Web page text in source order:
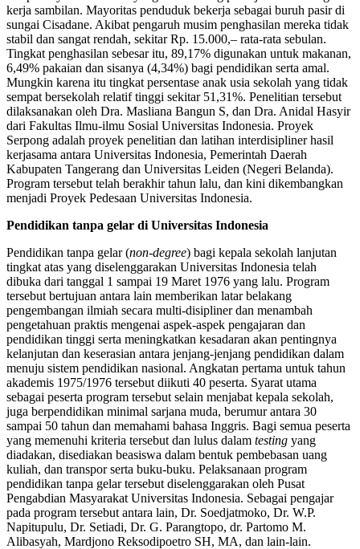
kerja sambilan. Mayoritas penduduk bekerja sebagai buruh pasir di
sungai Cisadane. Akibat pengaruh musim penghasilan mereka tidak
stabil dan sangat rendah, sekitar Rp. 15.000,– rata-rata sebulan.
Tingkat penghasilan sebesar itu, 89,17% digunakan untuk makanan,
6,49% pakaian dan sisanya (4,34%) bagi pendidikan serta amal.
Mungkin karena itu tingkat persentase anak usia sekolah yang tidak
sempat bersekolah relatif tinggi sekitar 51,31%. Penelitian tersebut
dilaksanakan oleh Dra. Masliana Bangun S, dan Dra. Anidal Hasyir
dari Fakultas Ilmu-ilmu Sosial Universitas Indonesia. Proyek
Serpong adalah proyek penelitian dan latihan interdisipliner hasil
kerjasama antara Universitas Indonesia, Pemerintah Daerah
Kabupaten Tangerang dan Universitas Leiden (Negeri Belanda).
Program tersebut telah berakhir tahun lalu, dan kini dikembangkan
menjadi Proyek Pedesaan Universitas Indonesia.
Pendidikan tanpa gelar di Universitas Indonesia
Pendidikan tanpa gelar (non-degree) bagi kepala sekolah lanjutan
tingkat atas yang diselenggarakan Universitas Indonesia telah
dibuka dari tanggal 1 sampai 19 Maret 1976 yang lalu. Program
tersebut bertujuan antara lain memberikan latar belakang
pengembangan ilmiah secara multi-disipliner dan menambah
pengetahuan praktis mengenai aspek-aspek pengajaran dan
pendidikan tinggi serta meningkatkan kesadaran akan pentingnya
kelanjutan dan keserasian antara jenjang-jenjang pendidikan dalam
menuju sistem pendidikan nasional. Angkatan pertama untuk tahun
akademis 1975/1976 tersebut diikuti 40 peserta. Syarat utama
sebagai peserta program tersebut selain menjabat kepala sekolah,
juga berpendidikan minimal sarjana muda, berumur antara 30
sampai 50 tahun dan memahami bahasa Inggris. Bagi semua peserta
yang memenuhi kriteria tersebut dan lulus dalam testing yang
diadakan, disediakan beasiswa dalam bentuk pembebasan uang
kuliah, dan transpor serta buku-buku. Pelaksanaan program
pendidikan tanpa gelar tersebut diselenggarakan oleh Pusat
Pengabdian Masyarakat Universitas Indonesia. Sebagai pengajar
pada program tersebut antara lain, Dr. Soedjatmoko, Dr. W.P.
Napitupulu, Dr. Setiadi, Dr. G. Parangtopo, dr. Partomo M.
Alibasyah, Mardjono Reksodipoetro SH, MA, dan lain-lain.